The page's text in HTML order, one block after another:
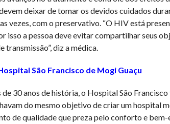
deixar de tomar os devidos cuidados
vezes, com o preservativo. “O HIV está
isso a pessoa deve evitar compartilhar seus
transmissão”, diz a médica.
São Francisco de Mogi Guaçu
de 30 anos de história, o Hospital São
do mesmo objetivo de criar um hospital
de qualidade que preza pelo conforto e